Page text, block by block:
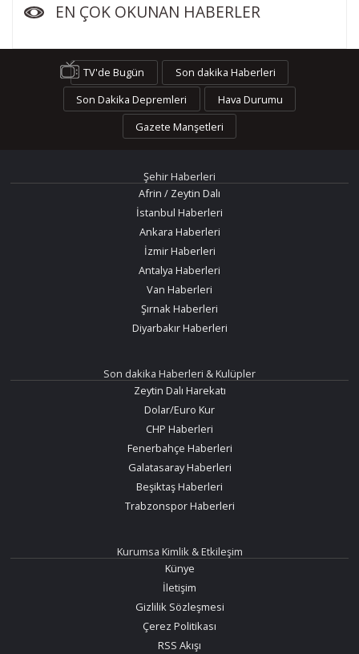
EN ÇOK OKUNAN HABERLER
TV'de Bugün
Son dakika Haberleri
Son Dakika Depremleri
Hava Durumu
Gazete Manşetleri
Şehir Haberleri
Afrin / Zeytin Dalı
İstanbul Haberleri
Ankara Haberleri
İzmir Haberleri
Antalya Haberleri
Van Haberleri
Şırnak Haberleri
Diyarbakır Haberleri
Son dakika Haberleri & Kulüpler
Zeytin Dalı Harekatı
Dolar/Euro Kur
CHP Haberleri
Fenerbahçe Haberleri
Galatasaray Haberleri
Beşiktaş Haberleri
Trabzonspor Haberleri
Kurumsa Kimlik & Etkileşim
Künye
İletişim
Gizlilik Sözleşmesi
Çerez Politikası
RSS Akışı